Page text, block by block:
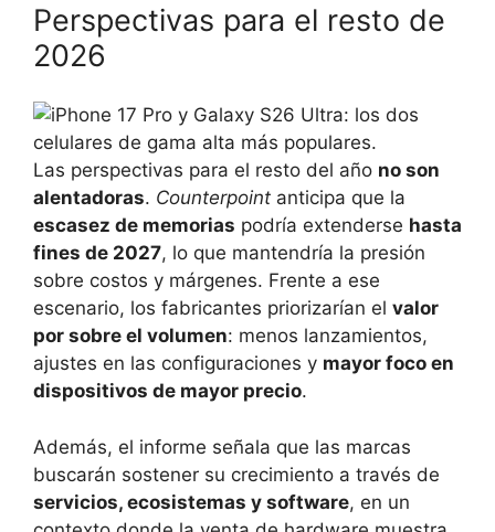
Perspectivas para el resto de
2026
Las perspectivas para el resto del año no son
alentadoras. Counterpoint anticipa que la
escasez de memorias podría extenderse hasta
fines de 2027, lo que mantendría la presión
sobre costos y márgenes. Frente a ese
escenario, los fabricantes priorizarían el valor
por sobre el volumen: menos lanzamientos,
ajustes en las configuraciones y mayor foco en
dispositivos de mayor precio.
Además, el informe señala que las marcas
buscarán sostener su crecimiento a través de
servicios, ecosistemas y software, en un